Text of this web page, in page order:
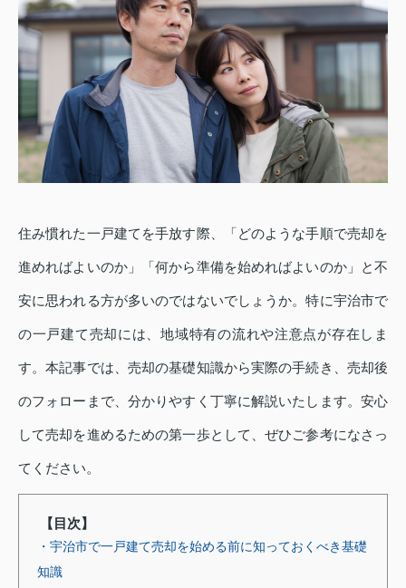
住み慣れた一戸建てを手放す際、「どのような手順で売却を
進めればよいのか」「何から準備を始めればよいのか」と不
安に思われる方が多いのではないでしょうか。特に宇治市で
の一戸建て売却には、地域特有の流れや注意点が存在しま
す。本記事では、売却の基礎知識から実際の手続き、売却後
のフォローまで、分かりやすく丁寧に解説いたします。安心
して売却を進めるための第一歩として、ぜひご参考になさっ
てください。
【目次】
・宇治市で一戸建て売却を始める前に知っておくべき基礎
知識